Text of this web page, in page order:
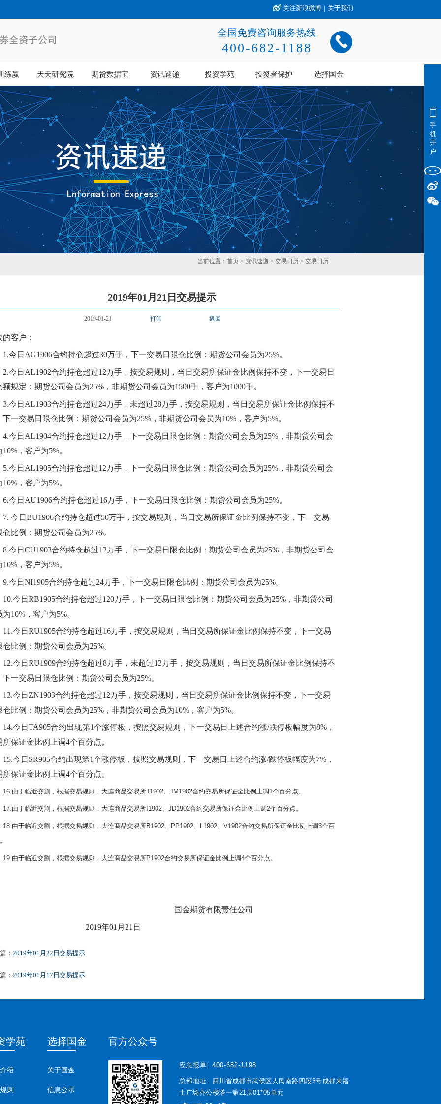
关注新浪微博 | 关于我们
全国免费咨询服务热线
400-682-1188
练赢 天天研究院 期货数据宝 资讯速递 投资学苑 投资者保护 选择国金
当前位置： 首页 > 资讯速递 > 交易日历 > 交易日历
2019年01月21日交易提示
2019-01-21 打印 返回
的客户：
1.今日AG1906合约持仓超过30万手，下一交易日限仓比例：期货公司会员为25%。
2.今日AL1902合约持仓超过12万手，按交易规则，当日交易所保证金比例保持不变，下一交易日
额规定：期货公司会员为25%，非期货公司会员为1500手，客户为1000手。
3.今日AL1903合约持仓超过24万手，未超过28万手，按交易规则，当日交易所保证金比例保持不
下一交易日限仓比例：期货公司会员为25%，非期货公司会员为10%，客户为5%。
4.今日AL1904合约持仓超过12万手，下一交易日限仓比例：期货公司会员为25%，非期货公司会
10%，客户为5%。
5.今日AL1905合约持仓超过12万手，下一交易日限仓比例：期货公司会员为25%，非期货公司会
10%，客户为5%。
6.今日AU1906合约持仓超过16万手，下一交易日限仓比例：期货公司会员为25%。
7. 今日BU1906合约持仓超过50万手，按交易规则，当日交易所保证金比例保持不变，下一交易
仓比例：期货公司会员为25%。
8.今日CU1903合约持仓超过12万手，下一交易日限仓比例：期货公司会员为25%，非期货公司会
10%，客户为5%。
9.今日NI1905合约持仓超过24万手，下一交易日限仓比例：期货公司会员为25%。
10.今日RB1905合约持仓超过120万手，下一交易日限仓比例：期货公司会员为25%，非期货公司
为10%，客户为5%。
11.今日RU1905合约持仓超过16万手，按交易规则，当日交易所保证金比例保持不变，下一交易
仓比例：期货公司会员为25%。
12.今日RU1909合约持仓超过8万手，未超过12万手，按交易规则，当日交易所保证金比例保持不
下一交易日限仓比例：期货公司会员为25%。
13.今日ZN1903合约持仓超过12万手，按交易规则，当日交易所保证金比例保持不变，下一交易
仓比例：期货公司会员为25%，非期货公司会员为10%，客户为5%。
14.今日TA905合约出现第1个涨停板，按照交易规则，下一交易日上述合约涨/跌停板幅度为8%，
所保证金比例上调4个百分点。
15.今日SR905合约出现第1个涨停板，按照交易规则，下一交易日上述合约涨/跌停板幅度为7%，
所保证金比例上调4个百分点。
16.由于临近交割，根据交易规则，大连商品交易所J1902、JM1902合约交易所保证金比例上调1个百分点。
17.由于临近交割，根据交易规则，大连商品交易所I1902、JD1902合约交易所保证金比例上调2个百分点。
18.由于临近交割，根据交易规则，大连商品交易所B1902、PP1902、L1902、V1902合约交易所保证金比例上调3个百
19.由于临近交割，根据交易规则，大连商品交易所P1902合约交易所保证金比例上调4个百分点。
国金期货有限责任公司
年01月21日
： 2019年01月22日交易提示
： 2019年01月17日交易提示
学苑
绍
则
选择国金
关于国金
信息公示
官方公众号
应急报单: 400-682-1198
总部地址: 四川省成都市武侯区人民南路四段3号成都来福
士广场办公楼塔一第21层01*05单元
手
机
开
户